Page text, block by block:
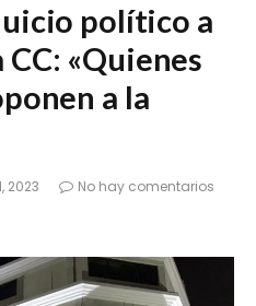
político a
«Quienes
a la
2023
No hay comentarios